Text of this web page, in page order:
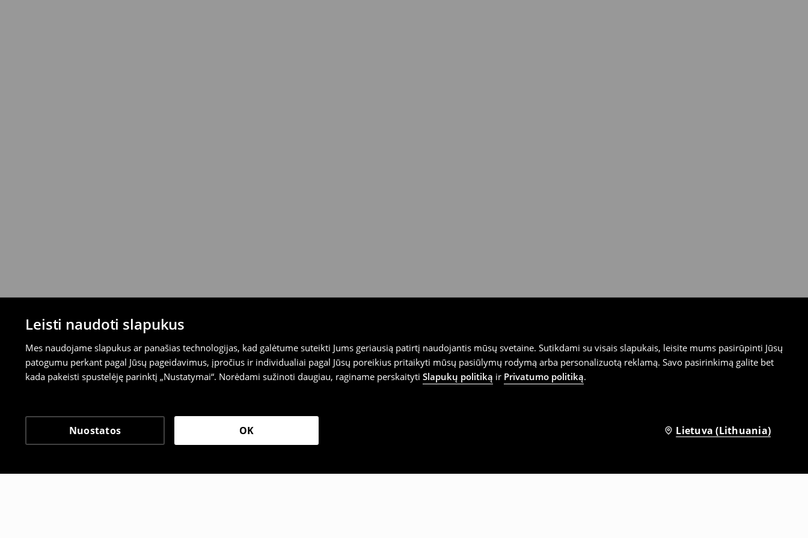
Leisti naudoti slapukus
Mes naudojame slapukus ar panašias technologijas, kad galėtume suteikti Jums geriausią patirtį naudojantis mūsų svetaine. Sutikdami su visais slapukais, leisite mums pasirūpinti Jūsų
patogumu perkant pagal Jūsų pageidavimus, įpročius ir individualiai pagal Jūsų poreikius pritaikyti mūsų pasiūlymų rodymą arba personalizuotą reklamą. Savo pasirinkimą galite bet
kada pakeisti spustelėję parinktį „Nustatymai“. Norėdami sužinoti daugiau, raginame perskaityti Slapukų politiką ir Privatumo politiką.
Nuostatos OK Lietuva (Lithuania)